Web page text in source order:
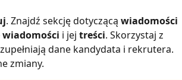
. Znajdź sekcję dotyczącą wiadomości
i jej treści. Skorzystaj z
dane kandydata i rekrutera.
zmiany.